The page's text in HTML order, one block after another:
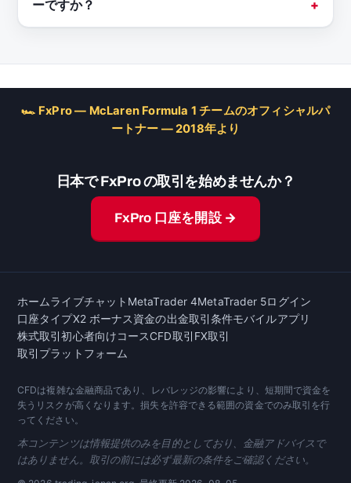
ーですか？
🏎 FxPro — McLaren Formula 1 チームのオフィシャルパ
ートナー — 2018年より
日本で FxPro の取引を始めませんか？
FxPro 口座を開設 →
ホームライブチャット MetaTrader 4MetaTrader 5ログイン
口座タイプX2 ボーナス資金の出金取引条件モバイルアプリ
株式取引初心者向けコースCFD取引 FX取引
取引プラットフォーム
CFDは複雑な金融商品であり、レバレッジの影響により、短期間で資金を
失うリスクが高くなります。損失を許容できる範囲の資金でのみ取引を行
ってください。
本コンテンツは情報提供のみを目的としており、金融アドバイスで
はありません。取引の前には必ず最新の条件をご確認ください。